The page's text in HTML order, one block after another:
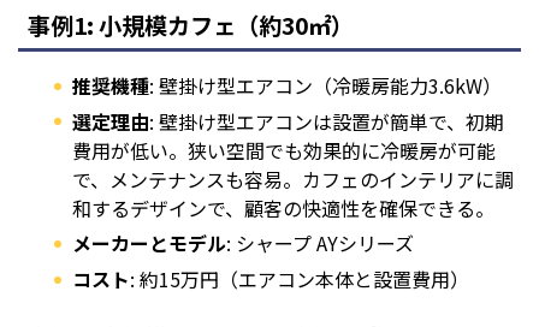
事例1: 小規模カフェ（約30㎡）
推奨機種: 壁掛け型エアコン（冷暖房能力3.6kW）
選定理由: 壁掛け型エアコンは設置が簡単で、初期
費用が低い。狭い空間でも効果的に冷暖房が可能
で、メンテナンスも容易。カフェのインテリアに調
和するデザインで、顧客の快適性を確保できる。
メーカーとモデル: シャープ AYシリーズ
コスト: 約15万円（エアコン本体と設置費用）